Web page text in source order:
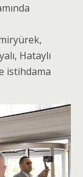
Hataylı
istihdama